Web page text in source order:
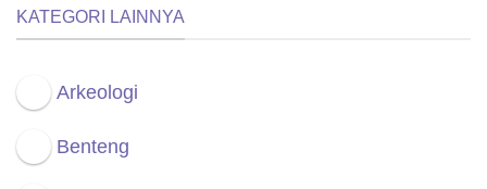
KATEGORI LAINNYA
Arkeologi
Benteng